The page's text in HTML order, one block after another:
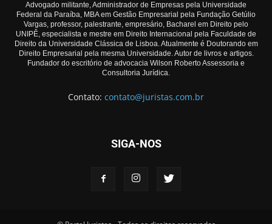
Advogado militante, Administrador de Empresas pela Universidade
Federal da Paraíba, MBA em Gestão Empresarial pela Fundação Getúlio
Vargas, professor, palestrante, empresário, Bacharel em Direito pelo
UNIPÊ, especialista e mestre em Direito Internacional pela Faculdade de
Direito da Universidade Clássica de Lisboa. Atualmente é Doutorando em
Direito Empresarial pela mesma Universidade. Autor de livros e artigos.
Fundador do escritório de advocacia Wilson Roberto Assessoria e
Consultoria Jurídica.
Contato: contato@juristas.com.br
SIGA-NOS